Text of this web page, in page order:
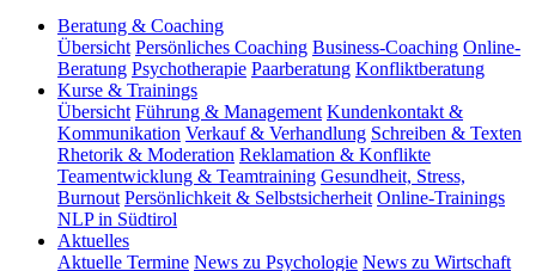
Beratung & Coaching
Übersicht Persönliches Coaching Business-Coaching Online-
Beratung Psychotherapie Paarberatung Konfliktberatung
Kurse & Trainings
Übersicht Führung & Management Kundenkontakt &
Kommunikation Verkauf & Verhandlung Schreiben & Texten
Rhetorik & Moderation Reklamation & Konflikte
Teamentwicklung & Teamtraining Gesundheit, Stress,
Burnout Persönlichkeit & Selbstsicherheit Online-Trainings
NLP in Südtirol
Aktuelles
Aktuelle Termine News zu Psychologie News zu Wirtschaft